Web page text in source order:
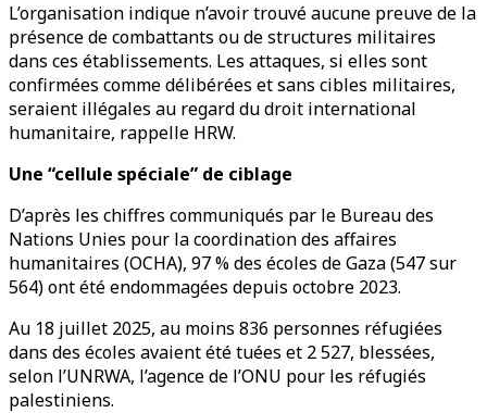
L’organisation indique n’avoir trouvé aucune preuve de la
présence de combattants ou de structures militaires
dans ces établissements. Les attaques, si elles sont
confirmées comme délibérées et sans cibles militaires,
seraient illégales au regard du droit international
humanitaire, rappelle HRW.
Une “cellule spéciale” de ciblage
D’après les chiffres communiqués par le Bureau des
Nations Unies pour la coordination des affaires
humanitaires (OCHA), 97 % des écoles de Gaza (547 sur
564) ont été endommagées depuis octobre 2023.
Au 18 juillet 2025, au moins 836 personnes réfugiées
dans des écoles avaient été tuées et 2 527, blessées,
selon l’UNRWA, l’agence de l’ONU pour les réfugiés
palestiniens.